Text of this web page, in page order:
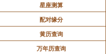
星座测算
配对缘分
黄历查询
万年历查询